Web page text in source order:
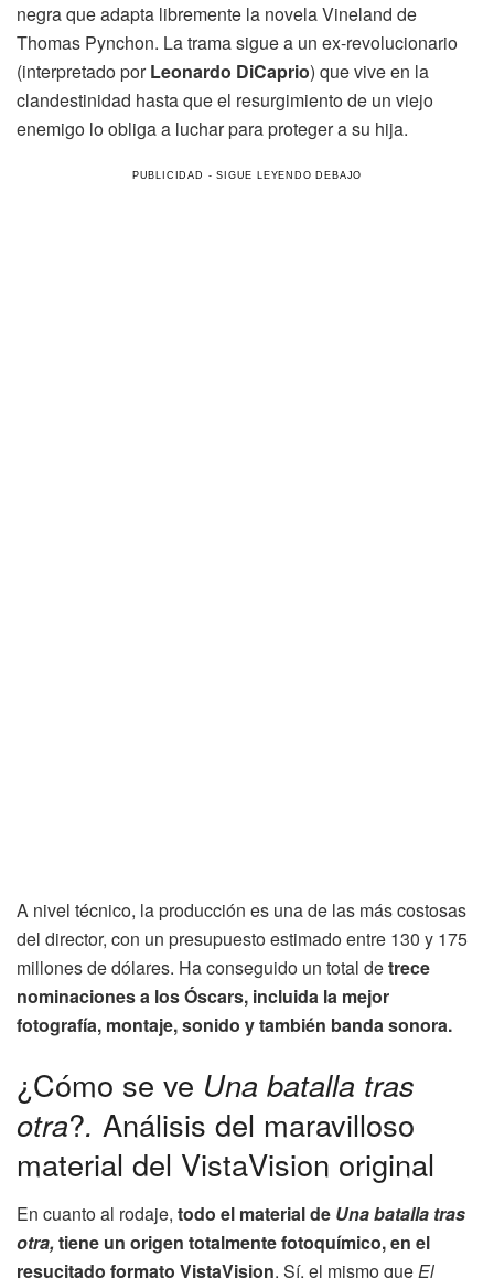
negra que adapta libremente la novela Vineland de
Thomas Pynchon. La trama sigue a un ex-revolucionario
(interpretado porLeonardo DiCaprio) que vive en la
clandestinidad hasta que el resurgimiento de un viejo
enemigo lo obliga a luchar para proteger a su hija.
A nivel técnico, la producción es una de las más costosas
del director, con un presupuesto estimado entre 130 y 175
millones de dólares. Ha conseguido un total detrece
nominaciones a los Óscars, incluida la mejor
fotografía, montaje, sonido y también banda sonora.
¿Cómo se ve Una batalla tras
otra?. Análisis del maravilloso
material del VistaVision original
En cuanto al rodaje, todo el material de Una batalla tras
otra, tiene un origen totalmente fotoquímico, en el
resucitado formato VistaVision. Sí, el mismo queEl